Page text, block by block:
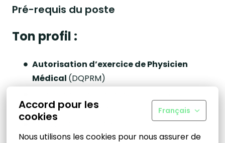
Accord pour les
cookies
Français
Nous utilisons les cookies pour nous assurer de
Pré-requis du poste
Ton profil :
Autorisation d’exercice de Physicien
Médical (DQPRM)
transmettre ton savoir.
Motivé(e), doté(e) d’une curiosité technique,
d’un sens aigu de la diplomatie et de